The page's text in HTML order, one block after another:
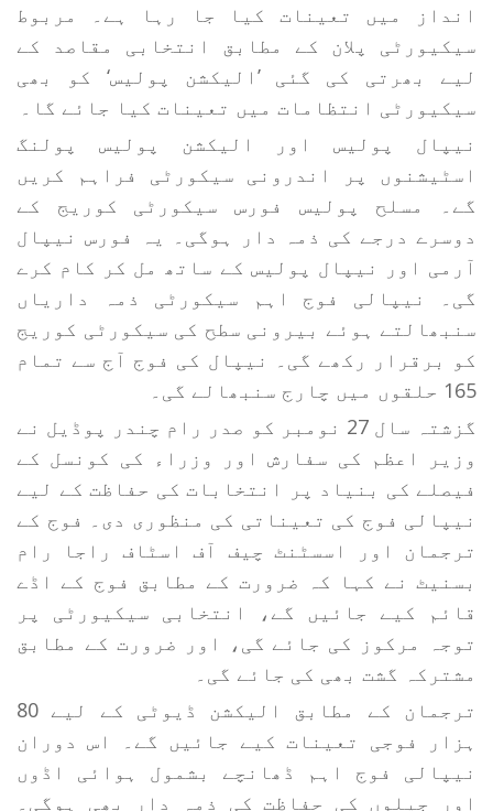
انداز میں تعینات کیا جا رہا ہے۔ مربوط
سیکیورٹی پلان کے مطابق انتخابی مقاصد کے
لیے بھرتی کی گئی ’الیکشن پولیس‘ کو بھی
سیکیورٹی انتظامات میں تعینات کیا جائے گا۔
نیپال پولیس اور الیکشن پولیس پولنگ
اسٹیشنوں پر اندرونی سیکورٹی فراہم کریں
گے۔ مسلح پولیس فورس سیکورٹی کوریج کے
دوسرے درجے کی ذمہ دار ہوگی۔ یہ فورس نیپال
آرمی اور نیپال پولیس کے ساتھ مل کر کام کرے
گی۔ نیپالی فوج اہم سیکورٹی ذمہ داریاں
سنبھالتے ہوئے بیرونی سطح کی سیکورٹی کوریج
کو برقرار رکھے گی۔ نیپال کی فوج آج سے تمام
165 حلقوں میں چارج سنبھالے گی۔
گزشتہ سال 27 نومبر کو صدر رام چندر پوڈیل نے
وزیر اعظم کی سفارش اور وزراء کی کونسل کے
فیصلے کی بنیاد پر انتخابات کی حفاظت کے لیے
نیپالی فوج کی تعیناتی کی منظوری دی۔ فوج کے
ترجمان اور اسسٹنٹ چیف آف اسٹاف راجا رام
بسنیٹ نے کہا کہ ضرورت کے مطابق فوج کے اڈے
قائم کیے جائیں گے، انتخابی سیکیورٹی پر
توجہ مرکوز کی جائے گی، اور ضرورت کے مطابق
مشترکہ گشت بھی کی جائے گی۔
ترجمان کے مطابق الیکشن ڈیوٹی کے لیے 80
ہزار فوجی تعینات کیے جائیں گے۔ اس دوران
نیپالی فوج اہم ڈھانچے بشمول ہوائی اڈوں
اور جیلوں کی حفاظت کی ذمہ دار بھی ہوگی۔